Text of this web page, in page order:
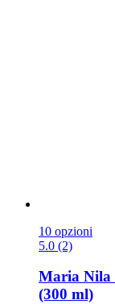
10 opzioni
5.0 (2)
Maria Nila
(300 ml)